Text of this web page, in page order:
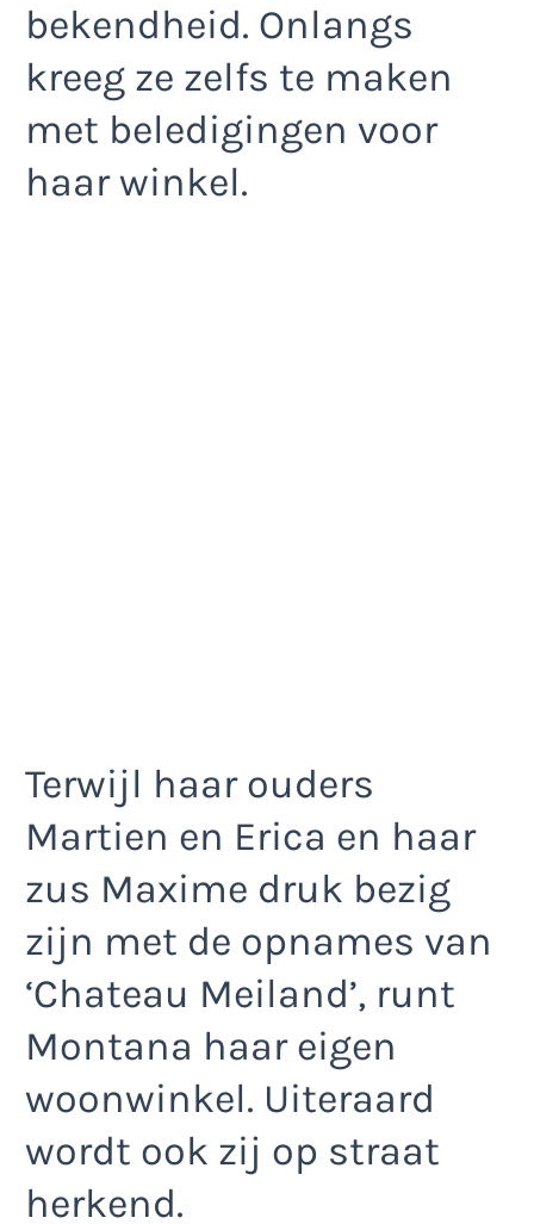
bekendheid. Onlangs
kreeg ze zelfs te maken
met beledigingen voor
haar winkel.
Terwijl haar ouders
Martien en Erica en haar
zus Maxime druk bezig
zijn met de opnames van
‘Chateau Meiland’, runt
Montana haar eigen
woonwinkel. Uiteraard
wordt ook zij op straat
herkend.